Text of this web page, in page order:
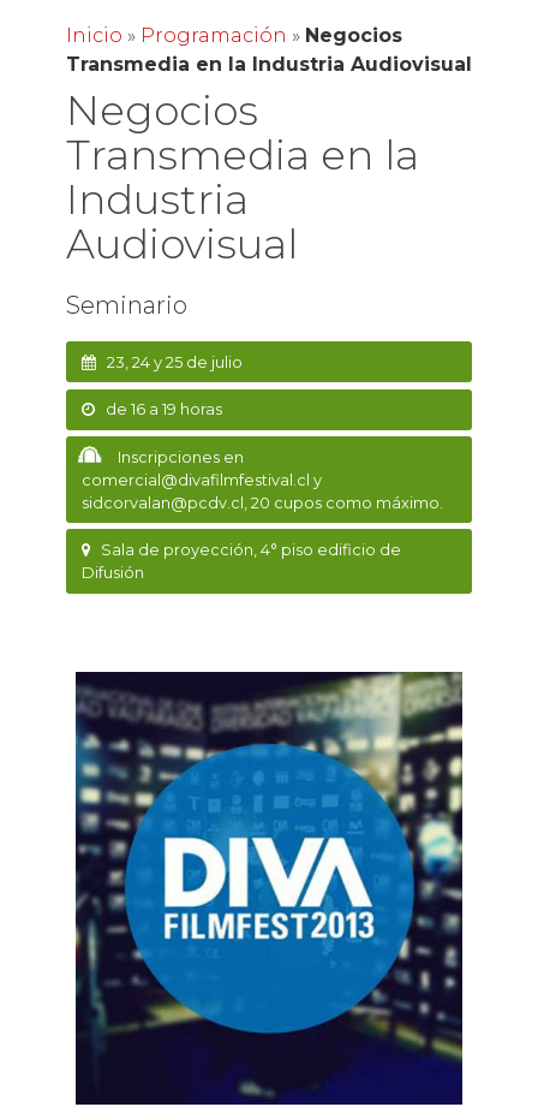
Inicio » Programación » Negocios
Transmedia en la Industria Audiovisual
Negocios
Transmedia en la
Industria
Audiovisual
Seminario
23, 24 y 25 de julio
de 16 a 19 horas
Inscripciones en
comercial@divafilmfestival.cl y
sidcorvalan@pcdv.cl, 20 cupos como máximo.
Sala de proyección, 4° piso edificio de
Difusión